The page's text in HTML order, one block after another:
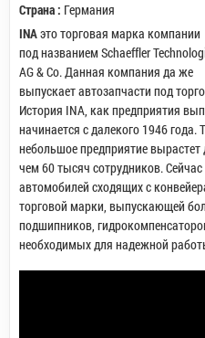
Страна : Германия
INAэто торговая марка компании
под названием Schaeffler
AG & Co. Данная компания да же
выпускает автозапчасти под
История INA, как предприятия
начинается с далекого 1946 года.
небольшое предприятие
чем 60 тысяч сотрудников.
автомобилей сходящих с
торговой марки, выпускающей
подшипников,
необходимых для надежной